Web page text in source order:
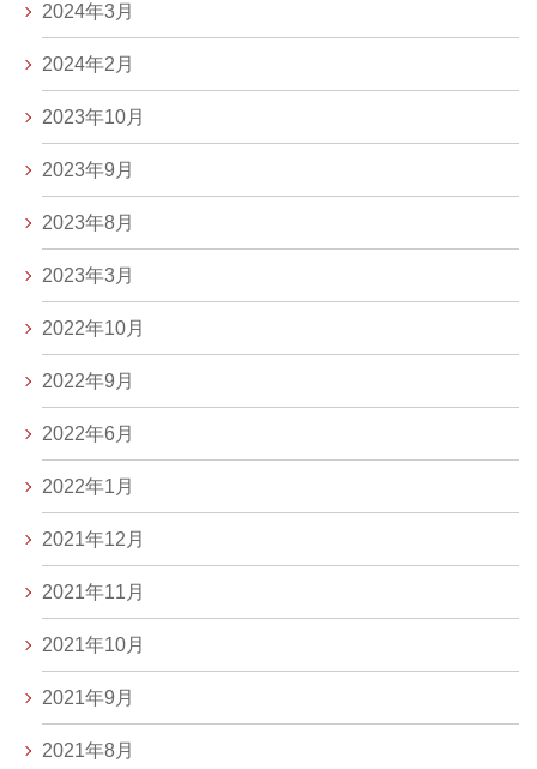
2024年3月
2024年2月
2023年10月
2023年9月
2023年8月
2023年3月
2022年10月
2022年9月
2022年6月
2022年1月
2021年12月
2021年11月
2021年10月
2021年9月
2021年8月